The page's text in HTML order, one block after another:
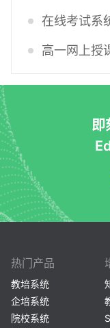
在线考试系
高一网上授
即
热门产品
教培系统
企培系统
院校系统